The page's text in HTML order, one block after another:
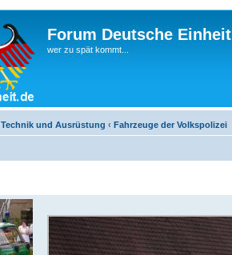
Forum Deutsche Einheit
wer zu spät kommt...
Technik und Ausrüstung ‹ Fahrzeuge der Volkspolizei